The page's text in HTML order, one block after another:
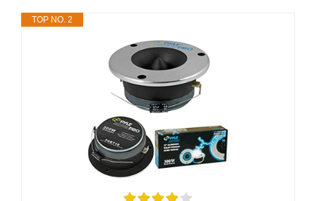
TOP NO. 2